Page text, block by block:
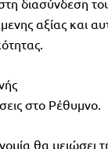
διασύνδεση
αξίας και
στο Ρέθυμνο.
θα μειώσει